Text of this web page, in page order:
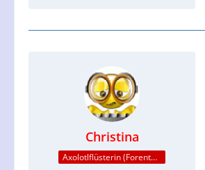
Christina
Axolotlflüsterin (Forenteam)